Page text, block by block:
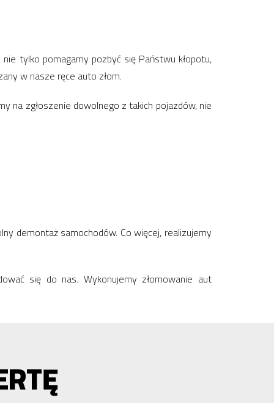
tylko pomagamy pozbyć się Państwu kłopotu,
w nasze ręce auto złom.
na zgłoszenie dowolnego z takich pojazdów, nie
demontaż samochodów. Co więcej, realizujemy
się do nas. Wykonujemy złomowanie aut